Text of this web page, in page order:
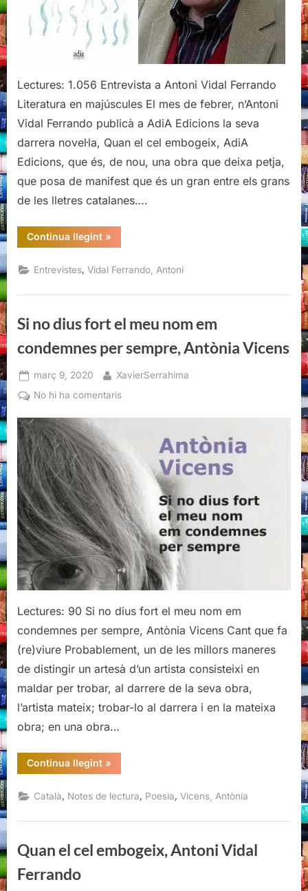
cel
embogeix»
Lectures: 1.056 Entrevista a Antoni Vidal Ferrando
Literatura en majúscules El mes de febrer, n’Antoni
Vidal Ferrando publicà a AdiA Edicions la seva
darrera novel·la, Quan el cel embogeix, AdiA
Edicions, que és, de nou, una obra que deixa petja,
que posa de manifest que és un gran entre els grans
de les lletres catalanes….
Continua llegint“Entrevista
a
Vidal
Ferrando,
parlar
el
cel
»
Entrevistes ,Vidal Ferrando, Antoni
Si no dius fort el meu nom em
condemnes per sempre, Antònia Vicens
Posted
on
març 9, 2020 By
XavierSerrahima
No hi ha comentarisa
el
meu
nom
em
condemnes
per
sempre,
Antònia
Lectures: 90 Si no dius fort el meu nom em
condemnes per sempre, Antònia Vicens Cant que fa
(re)viure Probablement, un de les millors maneres
de distingir un artesà d’un artista consisteixi en
maldar per trobar, al darrere de la seva obra,
l’artista mateix; trobar-lo al darrera i en la mateixa
obra; en una obra…
Continua llegint“Si
no
fort
el
nom
per
sempre,
»
Català, Notes de lectura, Poesia,Vicens, Antònia
Quan el cel embogeix, Antoni Vidal
Ferrando